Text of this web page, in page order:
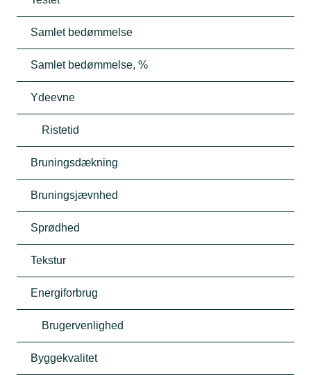
Samlet bedømmelse
Samlet bedømmelse, %
Ydeevne
Ristetid
Bruningsdækning
Bruningsjævnhed
Sprødhed
Tekstur
Energiforbrug
Brugervenlighed
Byggekvalitet